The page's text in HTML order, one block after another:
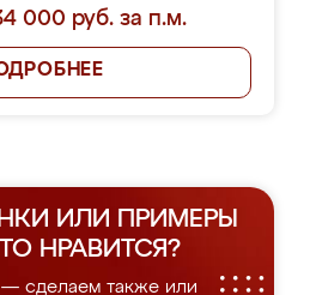
000 руб. за п.м.
ИЛИ ПРИМЕРЫ
НРАВИТСЯ?
— сделаем также или